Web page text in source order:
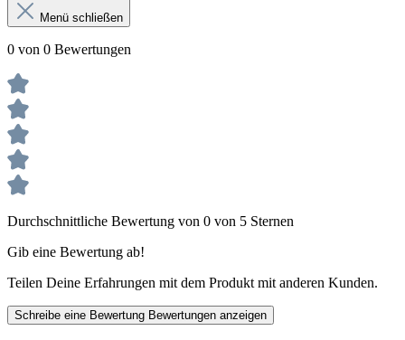
Menü schließen
0 von 0 Bewertungen
Durchschnittliche Bewertung von 0 von 5 Sternen
Gib eine Bewertung ab!
Teilen Deine Erfahrungen mit dem Produkt mit anderen Kunden.
Schreibe eine Bewertung Bewertungen anzeigen